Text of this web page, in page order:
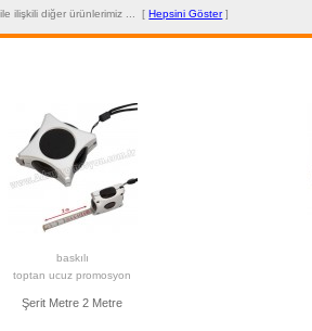
ile ilişkili diğer ürünlerimiz ... [Hepsini Göster]
baskılı
toptan ucuz promosyon
Şerit Metre 2 Metre